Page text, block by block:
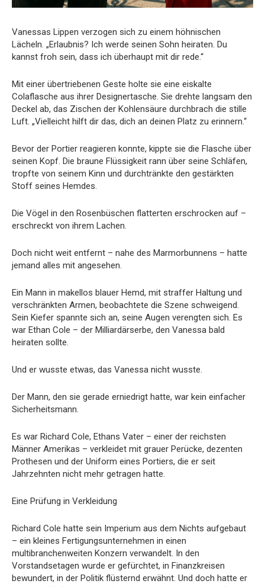
Vanessas Lippen verzogen sich zu einem höhnischen
Lächeln. „Erlaubnis? Ich werde seinen Sohn heiraten. Du
kannst froh sein, dass ich überhaupt mit dir rede.“
Mit einer übertriebenen Geste holte sie eine eiskalte
Colaflasche aus ihrer Designertasche. Sie drehte langsam den
Deckel ab, das Zischen der Kohlensäure durchbrach die stille
Luft. „Vielleicht hilft dir das, dich an deinen Platz zu erinnern.“
Bevor der Portier reagieren konnte, kippte sie die Flasche über
seinen Kopf. Die braune Flüssigkeit rann über seine Schläfen,
tropfte von seinem Kinn und durchtränkte den gestärkten
Stoff seines Hemdes.
Die Vögel in den Rosenbüschen flatterten erschrocken auf –
erschreckt von ihrem Lachen.
Doch nicht weit entfernt – nahe des Marmorbunnens – hatte
jemand alles mit angesehen.
Ein Mann in makellos blauer Hemd, mit straffer Haltung und
verschränkten Armen, beobachtete die Szene schweigend.
Sein Kiefer spannte sich an, seine Augen verengten sich. Es
war Ethan Cole – der Milliardärserbe, den Vanessa bald
heiraten sollte.
Und er wusste etwas, das Vanessa nicht wusste.
Der Mann, den sie gerade erniedrigt hatte, war kein einfacher
Sicherheitsmann.
Es war Richard Cole, Ethans Vater – einer der reichsten
Männer Amerikas – verkleidet mit grauer Perücke, dezenten
Prothesen und der Uniform eines Portiers, die er seit
Jahrzehnten nicht mehr getragen hatte.
Eine Prüfung in Verkleidung
Richard Cole hatte sein Imperium aus dem Nichts aufgebaut
– ein kleines Fertigungsunternehmen in einen
multibranchenweiten Konzern verwandelt. In den
Vorstandsetagen wurde er gefürchtet, in Finanzkreisen
bewundert, in der Politik flüsternd erwähnt. Und doch hatte er